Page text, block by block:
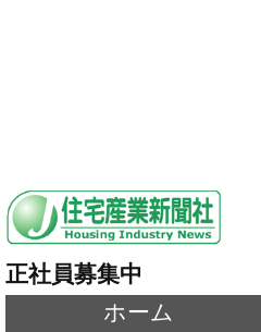
正社員募集中
ホーム